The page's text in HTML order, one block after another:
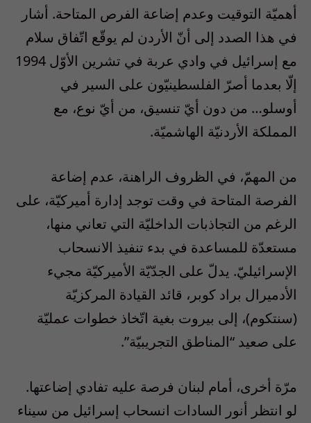
أهميّة التوقيت وعدم إضاعة الفرص المتاحة. أشار
في هذا الصدد إلى أنّ الأردن لم يوقّع اتّفاق سلام
مع إسرائيل في وادي عربة في تشرين الأوّل 1994
إلّا بعدما أصرّ الفلسطينيّون على السير في
أوسلو… من دون أيّ تنسيق، من أيّ نوع، مع
المملكة الأردنيّة الهاشميّة.
من المهمّ، في الظروف الراهنة، عدم إضاعة
الفرصة المتاحة في وقت توجد إدارة أميركيّة، على
الرغم من التجاذبات الداخليّة التي تعاني منها،
مستعدّة للمساعدة في بدء تنفيذ الانسحاب
الإسرائيليّ. يدلّ على الجدّيّة الأميركيّة مجيء
الأدميرال براد كوبر، قائد القيادة المركزيّة
(سنتكوم)، إلى بيروت بغية اتّخاذ خطوات عمليّة
على صعيد “المناطق التجريبيّة”.
مرّة أخرى، أمام لبنان فرصة عليه تفادي إضاعتها.
لو انتظر أنور السادات انسحاب إسرائيل من سيناء